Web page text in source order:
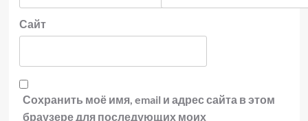
Сайт
Сохранить моё имя, email и адрес сайта в этом
браузере для последующих моих